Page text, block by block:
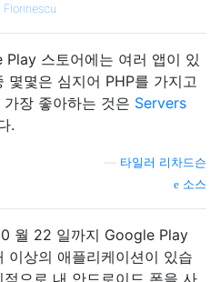
Florinescu
Play 스토어에는 여러 앱이 있
몇몇은 심지어 PHP를 가지고
장 좋아하는 것은 Servers
.
타일러 리차드슨
소스
월 22 일까지 Google Play
이상의 애플리케이션이 있습
적으로 내 안드로이드 폰을 사